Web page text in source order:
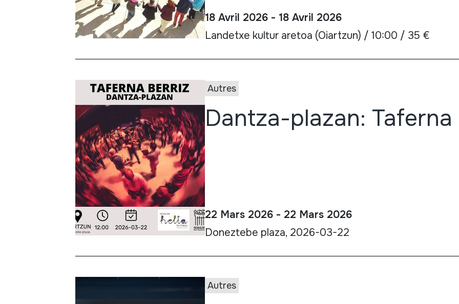
18 Avril 2026 - 18 Avril 2026
Landetxe kultur aretoa (Oiartzun) / 10:00 / 35 €
Autres
Dantza-plazan:
22 Mars 2026 - 22 Mars 2026
Doneztebe plaza, 2026-03-22
Autres